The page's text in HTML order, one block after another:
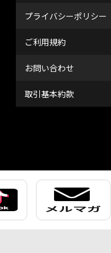
プライバシーポリシー
ご利用規約
お問い合わせ
取引基本約款